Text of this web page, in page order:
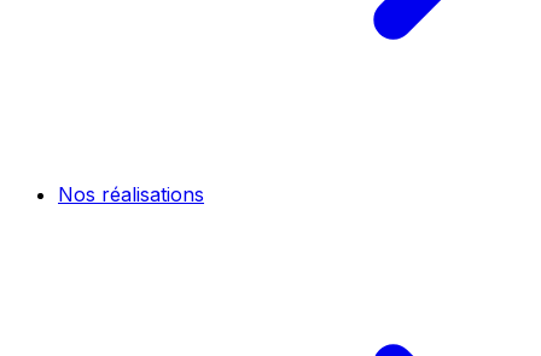
Nos réalisations